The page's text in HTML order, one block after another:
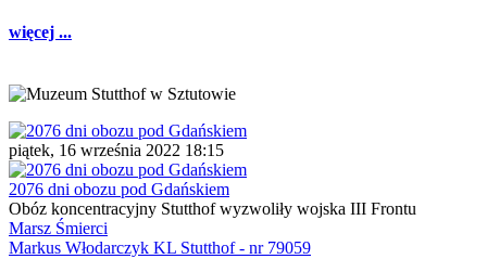
więcej ...
piątek, 16 września 2022 18:15
2076 dni obozu pod Gdańskiem
Obóz koncentracyjny Stutthof wyzwoliły wojska III Frontu
Marsz Śmierci
Markus Włodarczyk KL Stutthof - nr 79059